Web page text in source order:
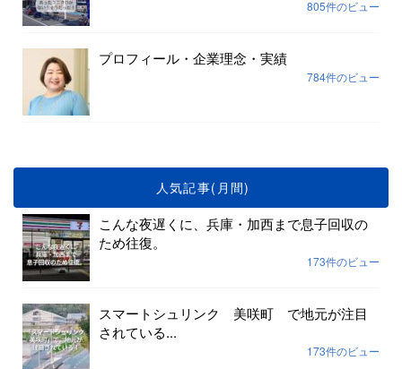
805件のビュー
プロフィール・企業理念・実績
784件のビュー
人気記事(月間)
こんな夜遅くに、兵庫・加西まで息子回収の
ため往復。
173件のビュー
スマートシュリンク 美咲町 で地元が注目
されている...
173件のビュー